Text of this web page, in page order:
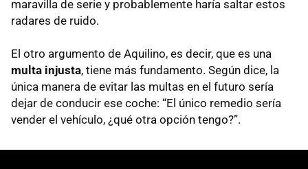
maravilla de serie y probablemente haría saltar estos
radares de ruido.
El otro argumento de Aquilino, es decir, que es una
multa injusta, tiene más fundamento. Según dice, la
única manera de evitar las multas en el futuro sería
dejar de conducir ese coche: “El único remedio sería
vender el vehículo, ¿qué otra opción tengo?”.